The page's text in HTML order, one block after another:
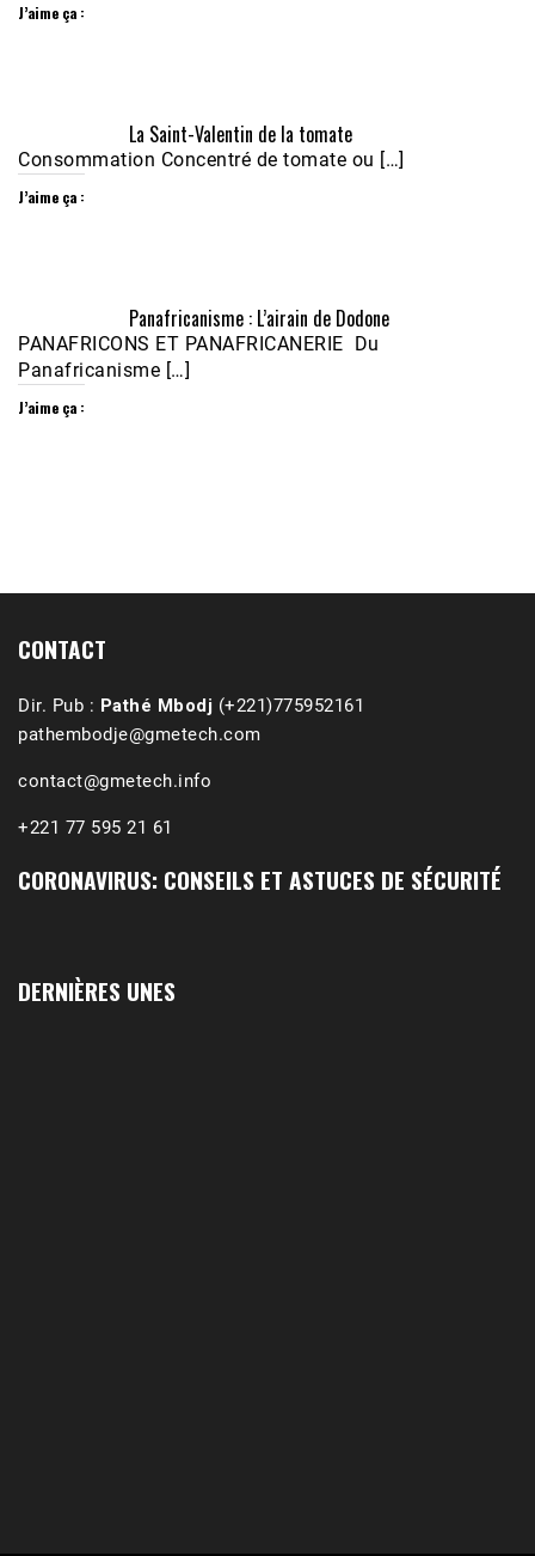
Nobana (Podologue)
Feb 24, 2021 • 28mn
J’aime ça :
La Saint-Valentin de la tomate
Consommation Concentré de tomate ou […]
J’aime ça :
Panafricanisme : L’airain de Dodone
PANAFRICONS ET PANAFRICANERIE Du
Panafricanisme […]
J’aime ça :
CONTACT
Dir. Pub : Pathé Mbodj (+221)775952161
pathembodje@gmetech.com
contact@gmetech.info
+221 77 595 21 61
CORONAVIRUS: CONSEILS ET ASTUCES DE SÉCURITÉ
DERNIÈRES UNES